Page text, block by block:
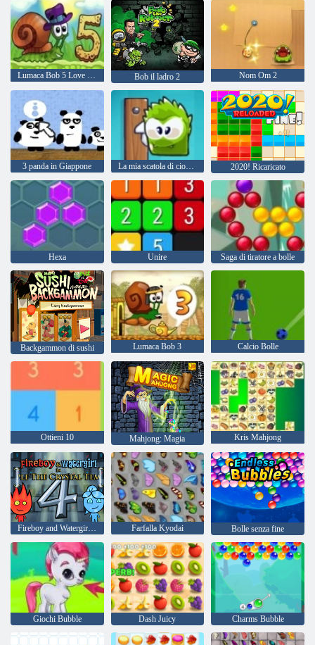
Lumaca Bob 5 Love Story Bob il ladro 2 Nom Om 2
3 panda in Giappone La mia scatola di cioccolatini 2020! Ricaricato
Hexa Unire Saga di tiratore a bolle
Backgammon di sushi Lumaca Bob 3 Calcio Bolle
Ottieni 10 Mahjong: Magia Kris Mahjong
Fireboy and Watergirl 4: Tempio di Cristallo Farfalla Kyodai Bolle senza fine
Giochi Bubble Dash Juicy Charms Bubble